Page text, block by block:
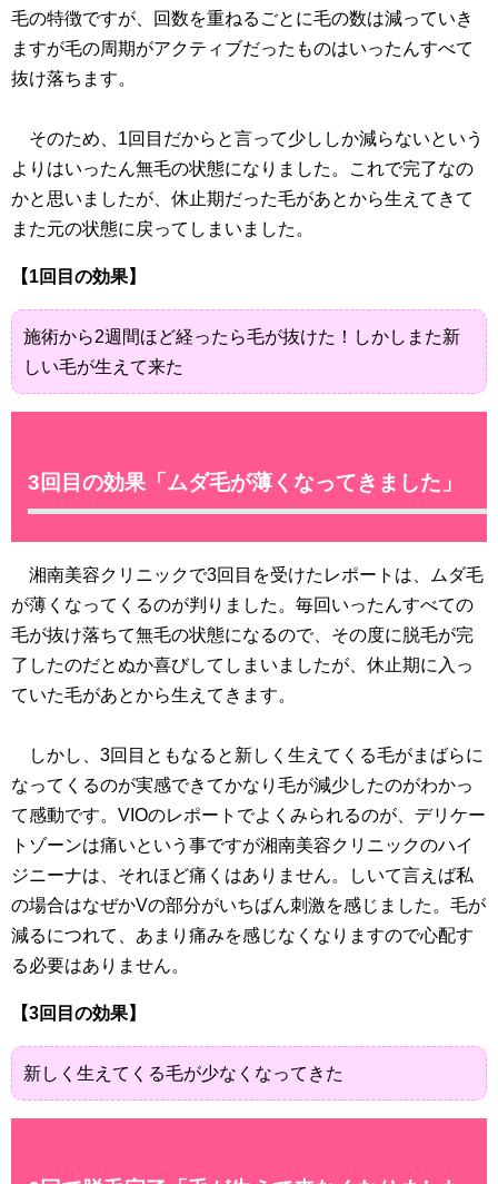
毛の特徴ですが、回数を重ねるごとに毛の数は減っていき
ますが毛の周期がアクティブだったものはいったんすべて
抜け落ちます。
そのため、1回目だからと言って少ししか減らないという
よりはいったん無毛の状態になりました。これで完了なの
かと思いましたが、休止期だった毛があとから生えてきて
また元の状態に戻ってしまいました。
【1回目の効果】
施術から2週間ほど経ったら毛が抜けた！しかしまた新
しい毛が生えて来た
3回目の効果「ムダ毛が薄くなってきました」
湘南美容クリニックで3回目を受けたレポートは、ムダ毛
が薄くなってくるのが判りました。毎回いったんすべての
毛が抜け落ちて無毛の状態になるので、その度に脱毛が完
了したのだとぬか喜びしてしまいましたが、休止期に入っ
ていた毛があとから生えてきます。
しかし、3回目ともなると新しく生えてくる毛がまばらに
なってくるのが実感できてかなり毛が減少したのがわかっ
て感動です。VIOのレポートでよくみられるのが、デリケー
トゾーンは痛いという事ですが湘南美容クリニックのハイ
ジニーナは、それほど痛くはありません。しいて言えば私
の場合はなぜかVの部分がいちばん刺激を感じました。毛が
減るにつれて、あまり痛みを感じなくなりますので心配す
る必要はありません。
【3回目の効果】
新しく生えてくる毛が少なくなってきた